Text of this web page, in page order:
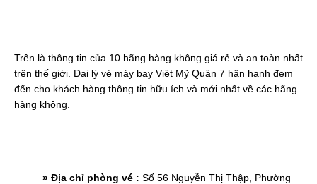
Trên là thông tin của 10 hãng hàng không giá rẻ và an toàn nhất
trên thế giới. Đại lý vé máy bay Việt Mỹ Quận 7 hân hạnh đem
đến cho khách hàng thông tin hữu ích và mới nhất về các hãng
hàng không.
» Địa chỉ phòng vé : Số 56 Nguyễn Thị Thập, Phường